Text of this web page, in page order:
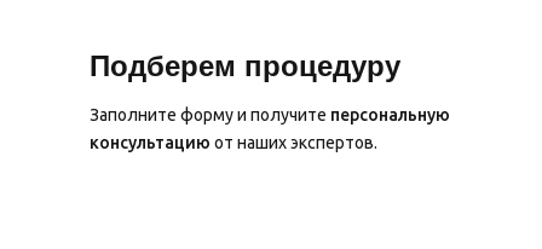
Подберем процедуру
Заполните форму и получите персональную
консультацию от наших экспертов.